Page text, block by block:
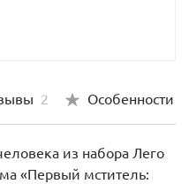
2 Особенности
из набора Лего
«Первый мститель: